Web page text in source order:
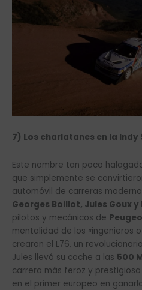
7) Los charlatanes en la Indy
Este nombre tan poco
que simplemente se
automóvil de carreras
Georges Boillot, Jules Goux
pilotos y mecánicos de Peugeo
mentalidad de los «ingenieros
crearon el L76, un
Jules llevó su coche a las 500
carrera más feroz y
en el primer europeo en